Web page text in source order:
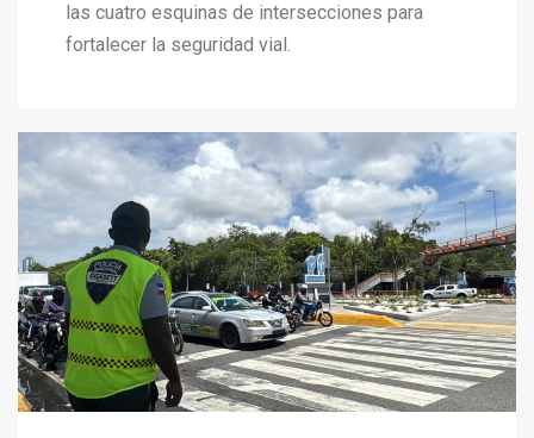
las cuatro esquinas de intersecciones para
fortalecer la seguridad vial.